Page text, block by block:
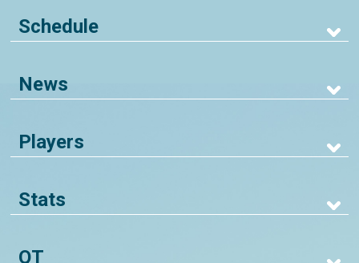
Schedule
News
Players
Stats
QT